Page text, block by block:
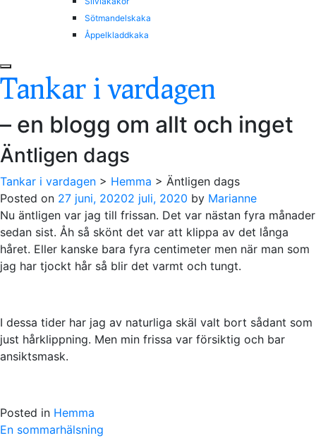
Sötmandelskaka
Åppelkladdkaka
Tankar i vardagen
– en blogg om allt och inget
Äntligen dags
Tankar i vardagen > Hemma > Äntligen dags
Posted on 27 juni, 20202 juli, 2020 by Marianne
Nu äntligen var jag till frissan. Det var nästan fyra månader
sedan sist. Åh så skönt det var att klippa av det långa
håret. Eller kanske bara fyra centimeter men när man som
jag har tjockt hår så blir det varmt och tungt.
I dessa tider har jag av naturliga skäl valt bort sådant som
just hårklippning. Men min frissa var försiktig och bar
ansiktsmask.
Posted in Hemma
Post
En sommarhälsning